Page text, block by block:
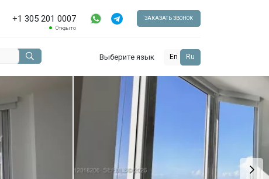
+1 305 201 0007
Открыто
ЗАКАЗАТЬ ЗВОНОК
Выберите язык En Ru